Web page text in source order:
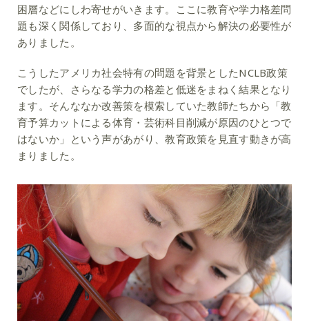
困層などにしわ寄せがいきます。ここに教育や学力格差問
題も深く関係しており、多面的な視点から解決の必要性が
ありました。
こうしたアメリカ社会特有の問題を背景としたNCLB政策
でしたが、さらなる学力の格差と低迷をまねく結果となり
ます。そんななか改善策を模索していた教師たちから「教
育予算カットによる体育・芸術科目削減が原因のひとつで
はないか」という声があがり、教育政策を見直す動きが高
まりました。